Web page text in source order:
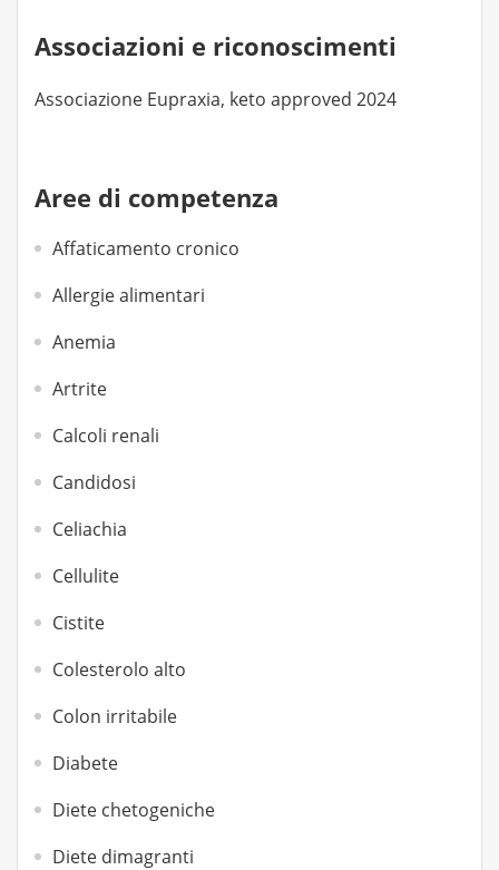
Associazioni e riconoscimenti
Associazione Eupraxia, keto approved 2024
Aree di competenza
Affaticamento cronico
Allergie alimentari
Anemia
Artrite
Calcoli renali
Candidosi
Celiachia
Cellulite
Cistite
Colesterolo alto
Colon irritabile
Diabete
Diete chetogeniche
Diete dimagranti